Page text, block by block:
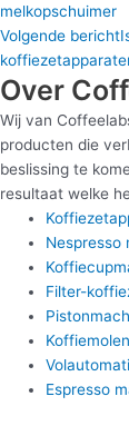
melkopschuimer
Volgende bericht
Over
Wij van
producten die
beslissing te
resultaat welke
Nespresso
Filter-
Espresso